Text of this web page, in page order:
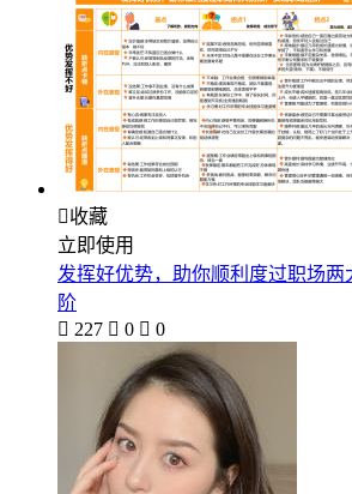
收藏
立即使用
发挥好优势，助你顺利度过职场
阶
 227  0  0